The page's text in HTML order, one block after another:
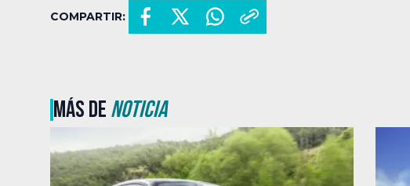
COMPARTIR:
MÁS DENOTICIA